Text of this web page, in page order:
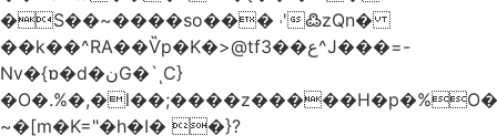
�S��~����so��� ˒'߷zQn�
��k��^RA��Ѷp�K�>@tf3��ع^J���=-
Nv�{ɒ�d�نG�`ͺC}
~�[m�K="�h�I� �}?